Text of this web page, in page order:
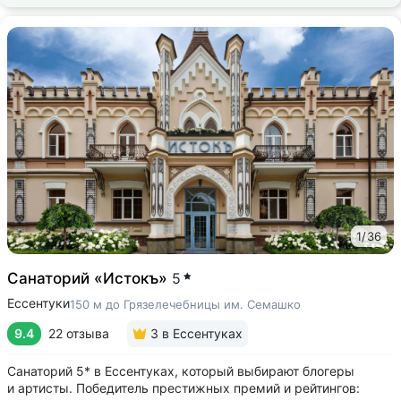
1/36
Санаторий «Истокъ» 5
Ессентуки150 м до Грязелечебницы им. Семашко
9.4 22 отзыва 3 в Ессентуках
Санаторий 5* в Ессентуках, который выбирают блогеры
и артисты. Победитель престижных премий и рейтингов: